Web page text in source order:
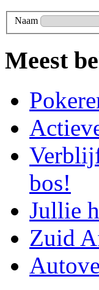
Naam
Meest
bos!
Jullie
Zuid